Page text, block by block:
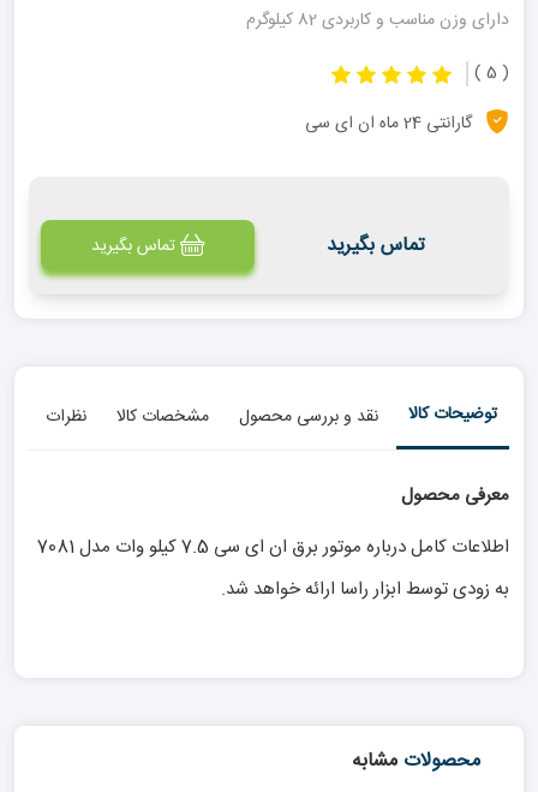
دارای وزن مناسب و کاربردی 82 کیلوگرم
( 5 )
گارانتی 24 ماه ان ای سی
تماس بگیرید تماس بگیرید
توضیحات کالا نقد و بررسی محصول مشخصات کالا نظرات
معرفی محصول
اطلاعات کامل درباره موتور برق ان ای سی 7.5 کیلو وات مدل 7081
به زودی توسط ابزار راسا ارائه خواهد شد.
محصولات مشابه